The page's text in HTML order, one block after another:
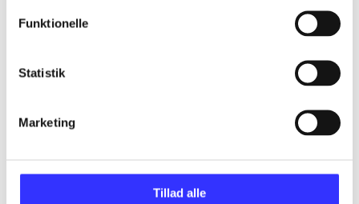
Funktionelle
Statistik
Marketing
Tillad alle